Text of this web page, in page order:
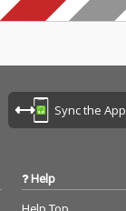
Sync the App
Help